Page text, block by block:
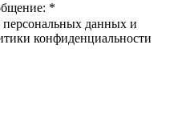
*
данных и
конфиденциальности